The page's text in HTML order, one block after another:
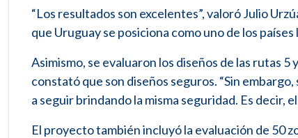
“Los resultados son excelentes”, valoró Julio
que Uruguay se posiciona como uno de los
Asimismo, se evaluaron los diseños de las rutas 5
constató que son diseños seguros. “Sin
a seguir brindando la misma seguridad. Es decir,
El proyecto también incluyó la evaluación de 50